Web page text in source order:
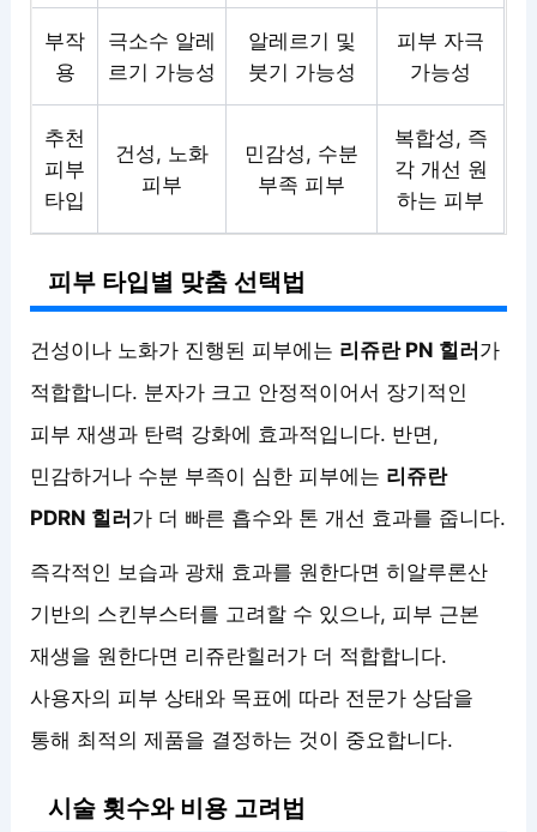
부작
용
극소수 알레
르기 가능성
알레르기 및
붓기 가능성
피부 자극
가능성
추천
피부
타입
건성, 노화
피부
민감성, 수분
부족 피부
복합성, 즉
각 개선 원
하는 피부
피부 타입별 맞춤 선택법
건성이나 노화가 진행된 피부에는 리쥬란 PN 힐러 가
적합합니다. 분자가 크고 안정적이어서 장기적인
피부 재생과 탄력 강화에 효과적입니다. 반면,
민감하거나 수분 부족이 심한 피부에는 리쥬란
PDRN 힐러 가 더 빠른 흡수와 톤 개선 효과를 줍니다.
즉각적인 보습과 광채 효과를 원한다면 히알루론산
기반의 스킨부스터를 고려할 수 있으나, 피부 근본
재생을 원한다면 리쥬란힐러가 더 적합합니다.
사용자의 피부 상태와 목표에 따라 전문가 상담을
통해 최적의 제품을 결정하는 것이 중요합니다.
시술 횟수와 비용 고려법